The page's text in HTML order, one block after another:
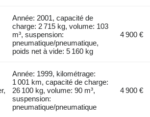
Année: 2001, capacité de
charge: 2 715 kg, volume: 103
m³, suspension:
pneumatique/pneumatique,
poids net à vide: 5 160 kg
4 900 €
Année: 1999, kilométrage:
1 001 km, capacité de charge:
26 100 kg, volume: 90 m³,
suspension:
pneumatique/pneumatique
4 900 €